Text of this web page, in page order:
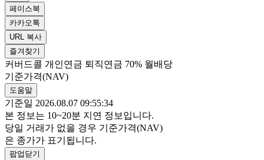
페이스북
카카오톡
URL 복사
즐겨찾기
커버드콜 개인연금 퇴직연금 70% 월배당
기준가격(NAV)
도움말
기준일 2026.08.07 09:55:34
본 정보는 10~20분 지연 정보입니다.
당일 거래가 없을 경우 기준가격(NAV)
은 종가가 표기됩니다.
팝업닫기